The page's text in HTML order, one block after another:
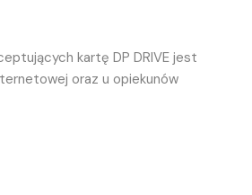
kartę DP DRIVE jest
oraz u opiekunów